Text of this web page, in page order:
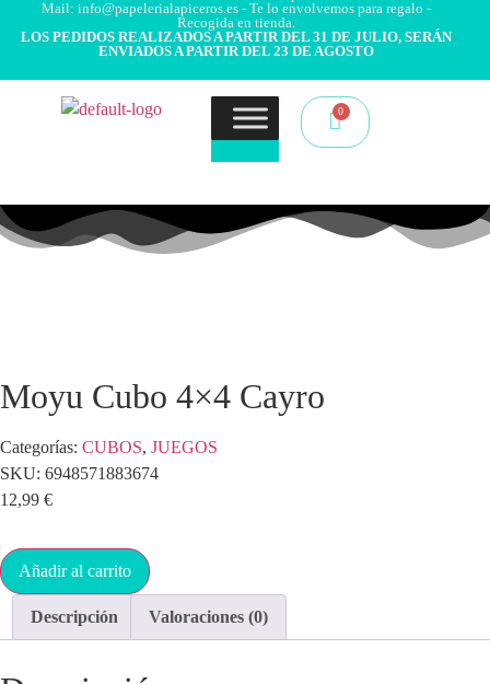
Mail: info@papelerialapiceros.es - Te lo envolvemos para regalo -
Recogida en tienda.
LOS PEDIDOS REALIZADOS A PARTIR DEL 31 DE JULIO, SERÁN
ENVIADOS A PARTIR DEL 23 DE AGOSTO
Moyu Cubo 4×4 Cayro
Categorías: CUBOS, JUEGOS
SKU: 6948571883674
12,99 €
Añadir al carrito
Descripción Valoraciones (0)